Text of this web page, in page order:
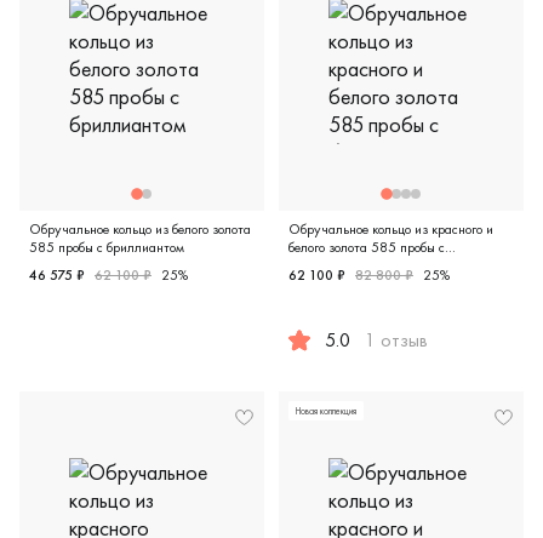
Обручальное кольцо из белого золота
585 пробы с бриллиантом
Дизайнерская, comfort fit, белое золото 585 пробы,
46 575 ₽ 62 100 ₽ 25%
Обручальное кольцо из красного и
белого золота 585 пробы с
62 100 ₽ 82 800 ₽ 25%
5.0 1 отзыв
Новая коллекция